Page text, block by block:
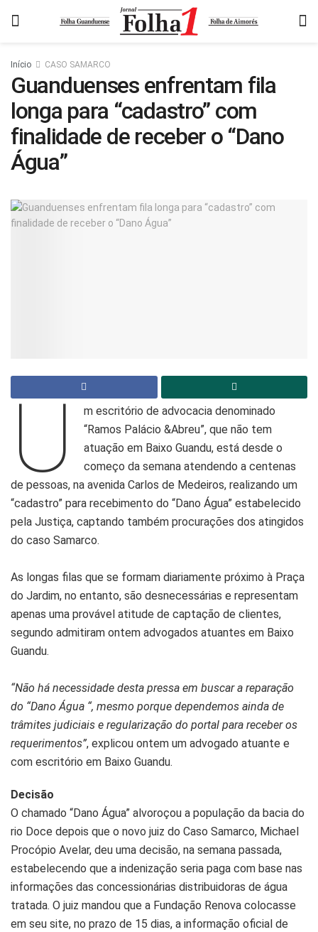
Início CASO SAMARCO
Guanduenses enfrentam fila
longa para “cadastro” com
finalidade de receber o “Dano
Água”
U
m escritório de advocacia denominado
“Ramos Palácio &Abreu”, que não tem
atuação em Baixo Guandu, está desde o
começo da semana atendendo a centenas
de pessoas, na avenida Carlos de Medeiros, realizando um
“cadastro” para recebimento do “Dano Água” estabelecido
pela Justiça, captando também procurações dos atingidos
do caso Samarco.
As longas filas que se formam diariamente próximo à Praça
do Jardim, no entanto, são desnecessárias e representam
apenas uma provável atitude de captação de clientes,
segundo admitiram ontem advogados atuantes em Baixo
Guandu.
“Não há necessidade desta pressa em buscar a reparação
do “Dano Água “, mesmo porque dependemos ainda de
trâmites judiciais e regularização do portal para receber os
requerimentos”, explicou ontem um advogado atuante e
com escritório em Baixo Guandu.
Decisão
O chamado “Dano Água” alvoroçou a população da bacia do
rio Doce depois que o novo juiz do Caso Samarco, Michael
Procópio Avelar, deu uma decisão, na semana passada,
estabelecendo que a indenização seria paga com base nas
informações das concessionárias distribuidoras de água
tratada. O juiz mandou que a Fundação Renova colocasse
em seu site, no prazo de 15 dias, a informação oficial de